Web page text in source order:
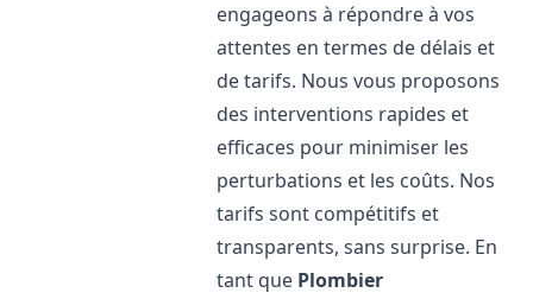
engageons à répondre à vos
attentes en termes de délais et
de tarifs. Nous vous proposons
des interventions rapides et
efficaces pour minimiser les
perturbations et les coûts. Nos
tarifs sont compétitifs et
transparents, sans surprise. En
tant que Plombier